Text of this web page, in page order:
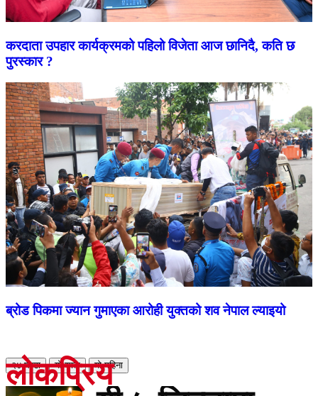
करदाता उपहार कार्यक्रमको पहिलो विजेता आज छानिदै, कति छ
पुरस्कार ?
ब्रोड पिकमा ज्यान गुमाएका आरोही युक्तको शव नेपाल ल्याइयो
लोकप्रिय
२४ घण्टा यो साता यो महिना